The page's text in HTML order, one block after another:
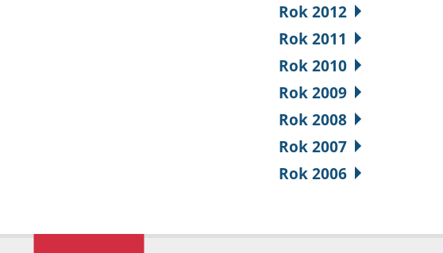
Rok 2012
Rok 2011
Rok 2010
Rok 2009
Rok 2008
Rok 2007
Rok 2006